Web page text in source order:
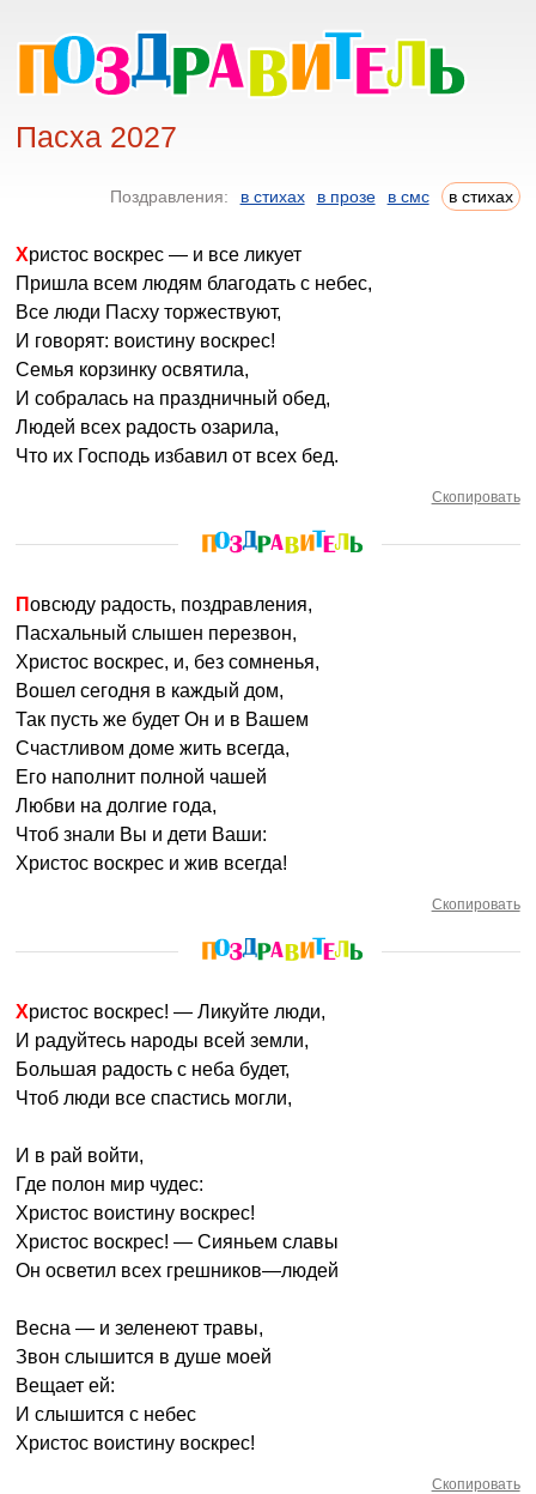
Пасха 2027
Поздравления: в стихах в прозе в смс в стихах
Христос воскрес — и все ликует
Пришла всем людям благодать с небес,
Все люди Пасху торжествуют,
И говорят: воистину воскрес!
Семья корзинку освятила,
И собралась на праздничный обед,
Людей всех радость озарила,
Что их Господь избавил от всех бед.
Скопировать
Повсюду радость, поздравления,
Пасхальный слышен перезвон,
Христос воскрес, и, без сомненья,
Вошел сегодня в каждый дом,
Так пусть же будет Он и в Вашем
Счастливом доме жить всегда,
Его наполнит полной чашей
Любви на долгие года,
Чтоб знали Вы и дети Ваши:
Христос воскрес и жив всегда!
Скопировать
Христос воскрес! — Ликуйте люди,
И радуйтесь народы всей земли,
Большая радость с неба будет,
Чтоб люди все спастись могли,
И в рай войти,
Где полон мир чудес:
Христос воистину воскрес!
Христос воскрес! — Сияньем славы
Он осветил всех грешников—людей
Весна — и зеленеют травы,
Звон слышится в душе моей
Вещает ей:
И слышится с небес
Христос воистину воскрес!
Скопировать